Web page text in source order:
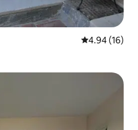
レビュー16
4.94 (16)